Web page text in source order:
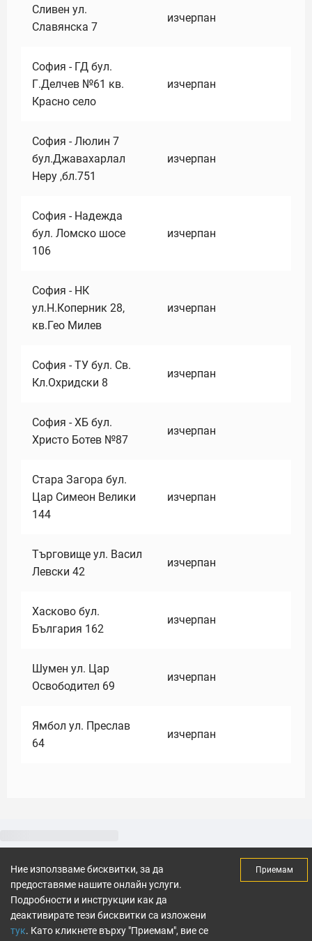
Сливен ул.
Славянска 7
изчерпан
София - ГД бул.
Г.Делчев №61 кв.
Красно село
изчерпан
София - Люлин 7
бул.Джавахарлал
Неру ,бл.751
изчерпан
София - Надежда
бул. Ломско шосе
106
изчерпан
София - НК
ул.Н.Коперник 28,
кв.Гео Милев
изчерпан
София - ТУ бул. Св.
Кл.Охридски 8
изчерпан
София - ХБ бул.
Христо Ботев №87
изчерпан
Стара Загора бул.
Цар Симеон Велики
144
изчерпан
Търговище ул. Васил
Левски 42
изчерпан
Хасково бул.
България 162
изчерпан
Шумен ул. Цар
Освободител 69
изчерпан
Ямбол ул. Преслав
64
изчерпан
Ние използваме бисквитки, за да
предоставяме нашите онлайн услуги.
Подробности и инструкции как да
деактивирате тези бисквитки са изложени
тук. Като кликнете върху "Приемам", вие се
Приемам